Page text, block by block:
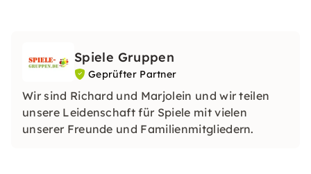
Spiele Gruppen
Geprüfter Partner
Wir sind Richard und Marjolein und wir teilen
unsere Leidenschaft für Spiele mit vielen
unserer Freunde und Familienmitgliedern.